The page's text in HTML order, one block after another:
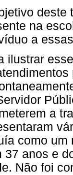
deste
na
a
ilustrar
a
como um
37 anos e
Não foi